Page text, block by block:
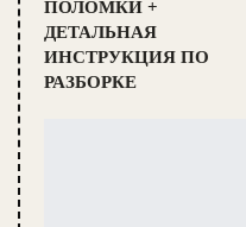
ПОЛОМКИ +
ДЕТАЛЬНАЯ
ИНСТРУКЦИЯ ПО
РАЗБОРКЕ